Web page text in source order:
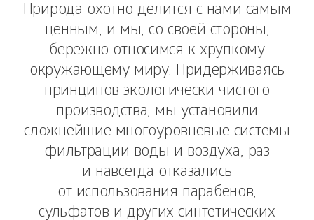
Природа охотно делится с нами самым
ценным, и мы, со своей стороны,
бережно относимся к хрупкому
окружающему миру. Придерживаясь
принципов экологически чистого
производства, мы установили
сложнейшие многоуровневые системы
фильтрации воды и воздуха, раз
и навсегда отказались
от использования парабенов,
сульфатов и других синтетических